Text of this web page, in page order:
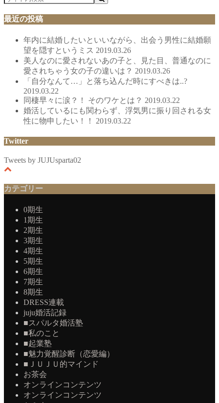
最近の投稿
年内に結婚したいといいながら、出会う男性に結婚願
望を隠すというミス 2019.03.26
美人なのに愛されないあの子と、見た目、普通なのに
愛されちゃう女の子の違いは？ 2019.03.26
「自分なんて…」と落ち込んだ時にすべきは..?
2019.03.22
同棲早々に涙？！ そのワケとは？ 2019.03.22
婚活しているにも関わらず、浮気男に振り回される女
性に物申したい！！ 2019.03.22
Twitter
Tweets by JUJUsparta02
カテゴリー
0期生
1期生
2期生
3期生
4期生
5期生
6期生
7期生
8期生
DRESS連載
juju婚活記録
■スパルタ婚活塾
■私のこと
■起業塾
■魅力覚醒診断（恋愛編）
■ＪＵＪＵ的マインド
お茶会
オンラインコンテンツ
オンラインコンテンツ